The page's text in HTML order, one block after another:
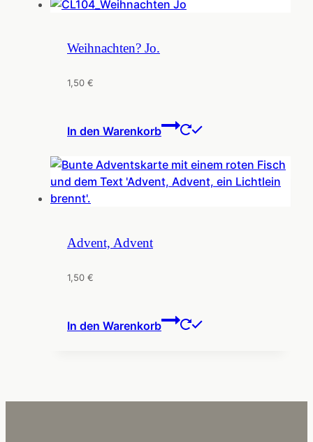
Weihnachten? Jo.
1,50 €
In den Warenkorb
Advent, Advent
1,50 €
In den Warenkorb